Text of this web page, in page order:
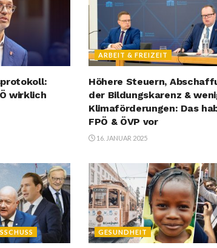
wirklich
ARBEIT & FREIZEIT
Höhere Steuern,
der Bildungskarenz &
Klimaförderungen: Das
FPÖ & ÖVP vor
16. JANUAR 2025
GESUNDHEIT